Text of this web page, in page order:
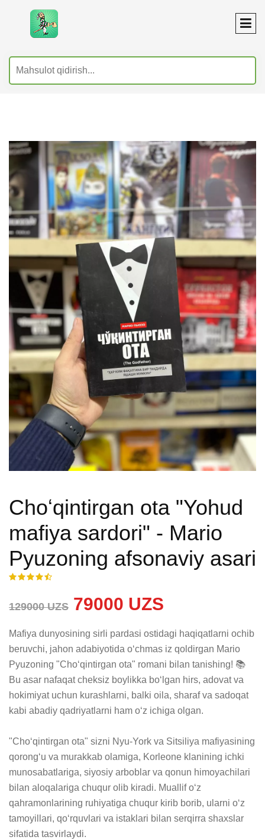
Choʻqintirgan ota "Yohud
mafiya sardori" - Mario
Pyuzoning afsonaviy asari
129000 UZS 79000 UZS
Mafiya dunyosining sirli pardasi ostidagi haqiqatlarni ochib
beruvchi, jahon adabiyotida oʻchmas iz qoldirgan Mario
Pyuzoning "Choʻqintirgan ota" romani bilan tanishing! 📚
Bu asar nafaqat cheksiz boylikka boʻlgan hirs, adovat va
hokimiyat uchun kurashlarni, balki oila, sharaf va sadoqat
kabi abadiy qadriyatlarni ham oʻz ichiga olgan.
"Choʻqintirgan ota" sizni Nyu-York va Sitsiliya mafiyasining
qorongʻu va murakkab olamiga, Korleone klanining ichki
munosabatlariga, siyosiy arboblar va qonun himoyachilari
bilan aloqalariga chuqur olib kiradi. Muallif oʻz
qahramonlarining ruhiyatiga chuqur kirib borib, ularni oʻz
tamoyillari, qoʻrquvlari va istaklari bilan serqirra shaxslar
sifatida tasvirlaydi.